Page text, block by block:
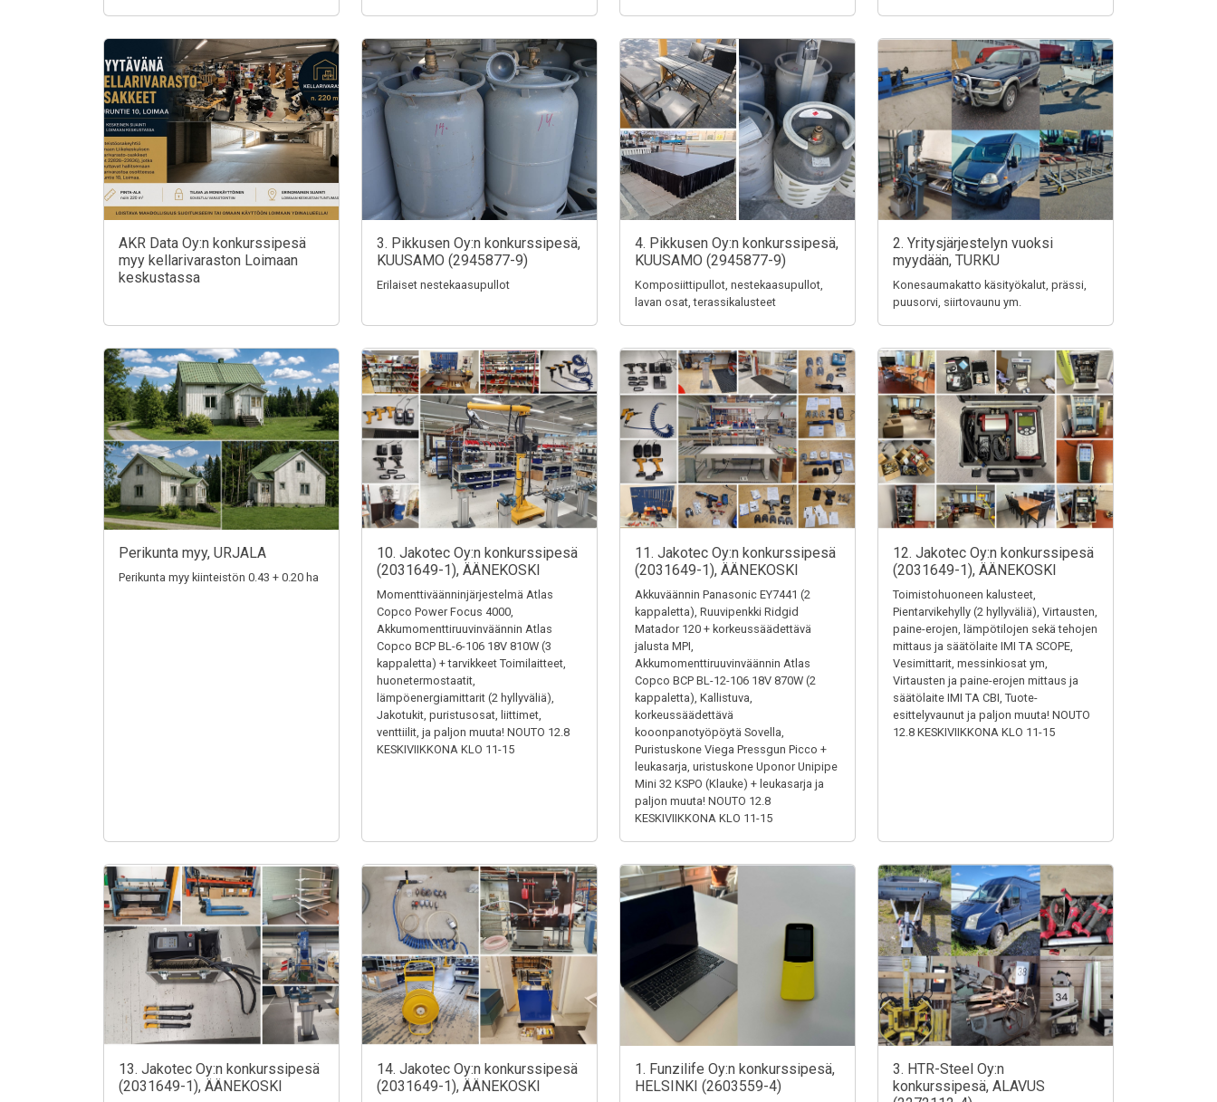
AKR Data Oy:n konkurssipesä
myy kellarivaraston Loimaan
keskustassa
3. Pikkusen Oy:n konkurssipesä,
KUUSAMO (2945877-9)
Erilaiset nestekaasupullot
4. Pikkusen Oy:n konkurssipesä,
KUUSAMO (2945877-9)
Komposiittipullot, nestekaasupullot,
lavan osat, terassikalusteet
2. Yritysjärjestelyn vuoksi
myydään, TURKU
Konesaumakatto käsityökalut, prässi,
puusorvi, siirtovaunu ym.
Perikunta myy, URJALA
Perikunta myy kiinteistön 0.43 + 0.20 ha
10. Jakotec Oy:n konkurssipesä
(2031649-1), ÄÄNEKOSKI
Momenttiväänninjärjestelmä Atlas
Copco Power Focus 4000,
Akkumomenttiruuvinväännin Atlas
Copco BCP BL-6-106 18V 810W (3
kappaletta) + tarvikkeet Toimilaitteet,
huonetermostaatit,
lämpöenergiamittarit (2 hyllyväliä),
Jakotukit, puristusosat, liittimet,
venttiilit, ja paljon muuta! NOUTO 12.8
KESKIVIIKKONA KLO 11-15
11. Jakotec Oy:n konkurssipesä
(2031649-1), ÄÄNEKOSKI
Akkuväännin Panasonic EY7441 (2
kappaletta), Ruuvipenkki Ridgid
Matador 120 + korkeussäädettävä
jalusta MPI,
Akkumomenttiruuvinväännin Atlas
Copco BCP BL-12-106 18V 870W (2
kappaletta), Kallistuva,
korkeussäädettävä
kooonpanotyöpöytä Sovella,
Puristuskone Viega Pressgun Picco +
leukasarja, uristuskone Uponor Unipipe
Mini 32 KSPO (Klauke) + leukasarja ja
paljon muuta! NOUTO 12.8
KESKIVIIKKONA KLO 11-15
12. Jakotec Oy:n konkurssipesä
(2031649-1), ÄÄNEKOSKI
Toimistohuoneen kalusteet,
Pientarvikehylly (2 hyllyväliä), Virtausten,
paine-erojen, lämpötilojen sekä tehojen
mittaus ja säätölaite IMI TA SCOPE,
Vesimittarit, messinkiosat ym,
Virtausten ja paine-erojen mittaus ja
säätölaite IMI TA CBI, Tuote-
esittelyvaunut ja paljon muuta! NOUTO
12.8 KESKIVIIKKONA KLO 11-15
13. Jakotec Oy:n konkurssipesä
(2031649-1), ÄÄNEKOSKI
14. Jakotec Oy:n konkurssipesä
(2031649-1), ÄÄNEKOSKI
1. Funzilife Oy:n konkurssipesä,
HELSINKI (2603559-4)
3. HTR-Steel Oy:n
konkurssipesä, ALAVUS